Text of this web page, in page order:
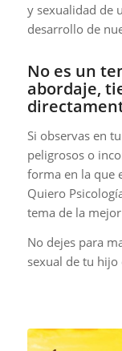
y sexualidad de
desarrollo de
No es un
abordaje,
Si observas en
peligrosos o
forma en la que
Quiero
tema de la
No dejes para
sexual de tu hijo